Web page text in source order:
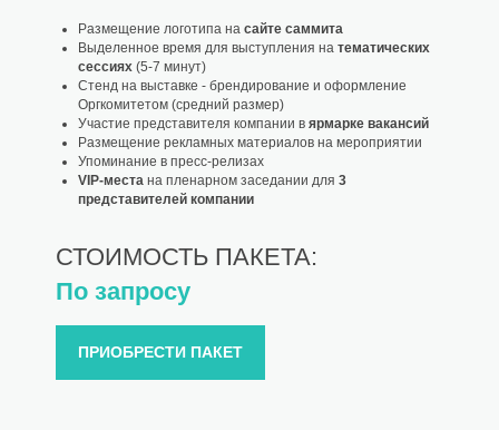
Размещение логотипа на сайте саммита
Выделенное время для выступления на тематических
сессиях (5-7 минут)
Стенд на выставке - брендирование и оформление
Оргкомитетом (средний размер)
Участие представителя компании в ярмарке вакансий
Размещение рекламных материалов на мероприятии
Упоминание в пресс-релизах
VIP-места на пленарном заседании для 3
представителей компании
СТОИМОСТЬ ПАКЕТА:
По запросу
ПРИОБРЕСТИ ПАКЕТ